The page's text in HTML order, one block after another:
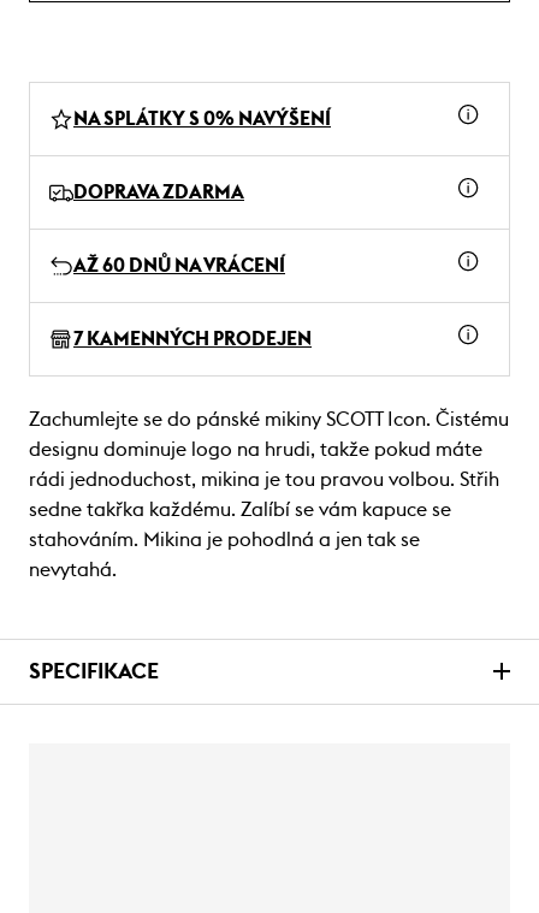
NA SPLÁTKY S 0% NAVÝŠENÍ
DOPRAVA ZDARMA
AŽ 60 DNŮ NA VRÁCENÍ
7 KAMENNÝCH PRODEJEN
Zachumlejte se do pánské mikiny SCOTT Icon. Čistému
designu dominuje logo na hrudi, takže pokud máte
rádi jednoduchost, mikina je tou pravou volbou. Střih
sedne takřka každému. Zalíbí se vám kapuce se
stahováním. Mikina je pohodlná a jen tak se
nevytahá.
SPECIFIKACE